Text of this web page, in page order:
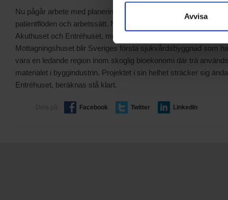
Avvisa
Nu pågår arbete med planering av de nya husen med målet att
patientflöden och arbetssätt. Nybyggnationen består av tre olika
Akuthuset och Entréhuset, med vårdenheter som har
Mottagningshuset blir Sveriges första sjukvårdsbyggnad som
vara en ledande region inom skoglig bioekonomi där trä
materialet i byggindustrin. Projektet i sin helhet sträcker sig
Entréhuset, beräknas stå klart.
Facebook Twitter LinkedIn